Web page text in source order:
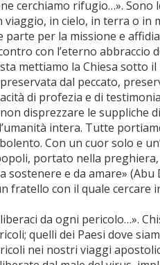
cerchiamo rifugio…». Sono
viaggio, in cielo, in terra o
parte per la missione e
con l’eterno abbraccio
mettiamo la Chiesa sotto
dal peccato,
di profezia e di
disprezzare le suppliche
intera. Tutte
Con un cuor solo e
portato nella
sostenere e da amare»
fratello con il quale cercare
da ogni pericolo…».
quelli dei Paesi dove
nei nostri viaggi